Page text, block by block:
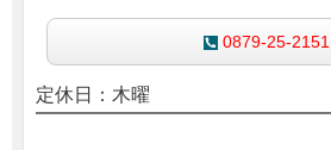
0879-25-2151
定休日：木曜